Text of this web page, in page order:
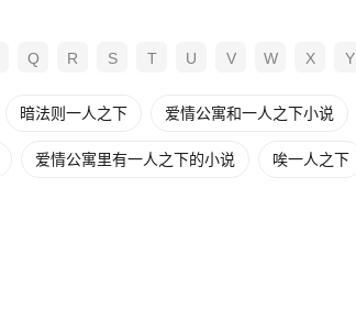
Q R S T U V W X Y
暗法则一人之下 爱情公寓和一人之下小说
爱情公寓里有一人之下的小说 唉一人之下